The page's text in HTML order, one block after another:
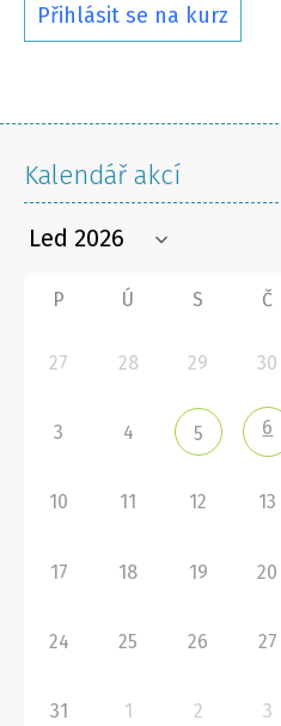
Přihlásit se na kurz
Kalendář akcí
P Ú S Č
27 28 29 30
3 4 5 6
10 11 12 13
17 18 19 20
24 25 26 27
31 1 2 3